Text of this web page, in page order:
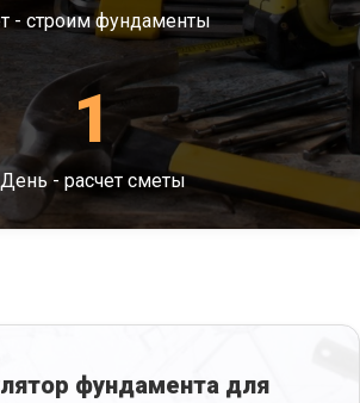
- строим фундаменты
1
День - расчет сметы
фундамента для